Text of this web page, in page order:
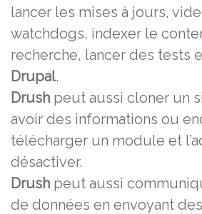
lancer les mises à jours,
watchdogs, indexer le
recherche, lancer des tests
Drupal.
Drush peut aussi cloner un
avoir des informations ou
télécharger un module et
désactiver.
Drush peut aussi
de données en envoyant